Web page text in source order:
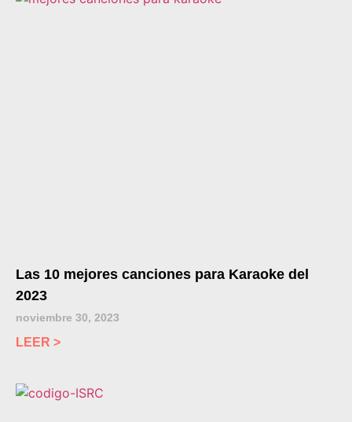
Las 10 mejores canciones para Karaoke del
2023
noviembre 30, 2023
LEER >